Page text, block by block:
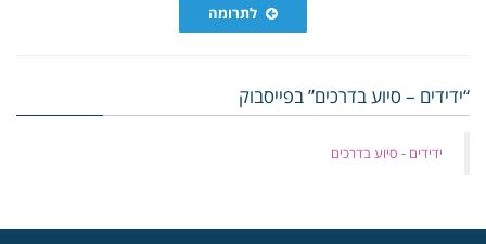
לתרומה
“ידידים – סיוע בדרכים” בפייסבוק
‏ידידים - סיוע בדרכים